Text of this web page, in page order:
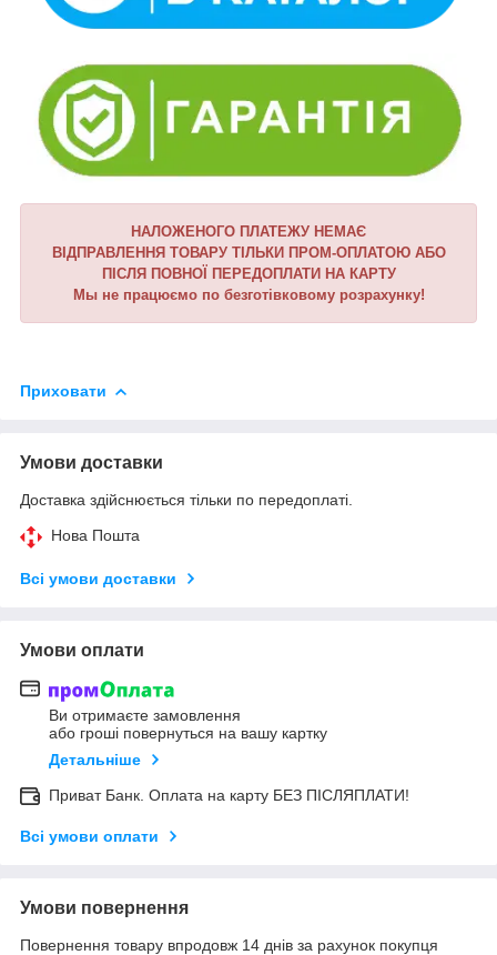
НАЛОЖЕНОГО ПЛАТЕЖУ НЕМАЄ
ВІДПРАВЛЕННЯ ТОВАРУ ТІЛЬКИ ПРОМ-ОПЛАТОЮ АБО
ПІСЛЯ ПОВНОЇ ПЕРЕДОПЛАТИ НА КАРТУ
Мы не працюємо по безготівковому розрахунку!
Приховати
Умови доставки
Доставка здійснюється тільки по передоплаті.
Нова Пошта
Всі умови доставки
Умови оплати
Ви отримаєте замовлення
або гроші повернуться на вашу картку
Детальніше
Приват Банк. Оплата на карту БЕЗ ПІСЛЯПЛАТИ!
Всі умови оплати
Умови повернення
Повернення товару впродовж 14 днів за рахунок покупця